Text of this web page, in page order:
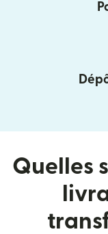
Quelles